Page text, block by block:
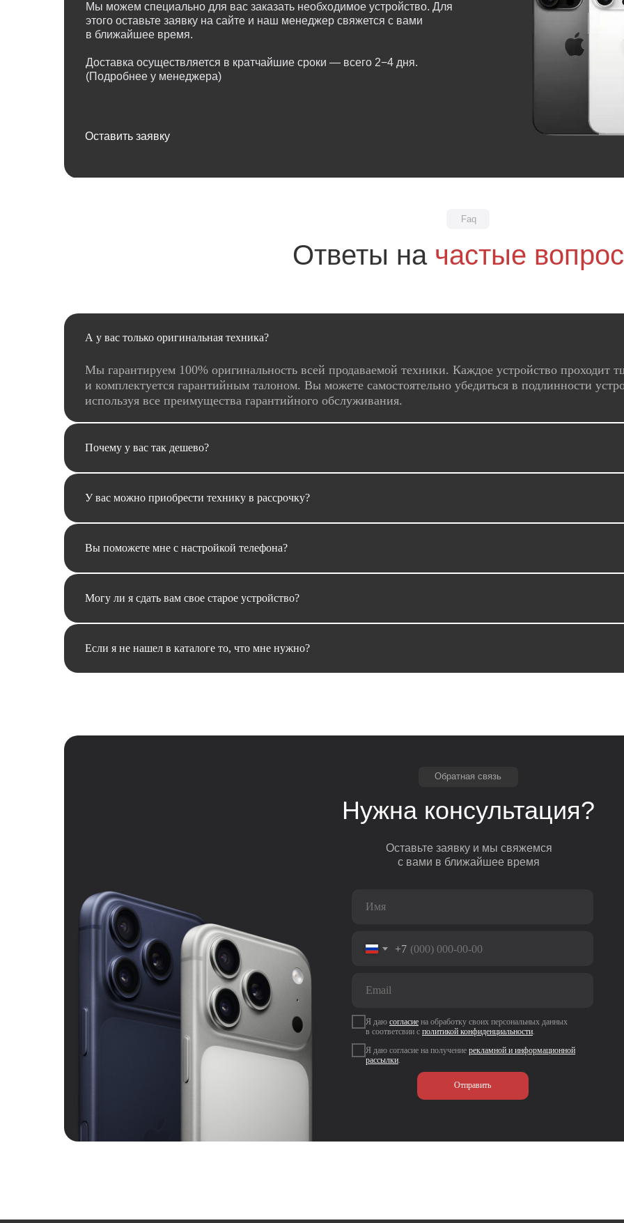
Оставить заявку
Мы можем специально для вас заказать необходимое устройство. Для
этого оставьте заявку на сайте и наш менеджер свяжется с вами
в ближайшее время.
Доставка осуществляется в кратчайшие сроки — всего 2−4 дня.
(Подробнее у менеджера)
Ответы на частые
Faq
А у вас только оригинальная техника?
Мы гарантируем 100% оригинальность всей продаваемой техники. Каждое устройство проходит
и комплектуется гарантийным талоном. Вы можете самостоятельно убедиться в подлинности
используя все преимущества гарантийного обслуживания.
Почему у вас так дешево?
У вас можно приобрести технику в рассрочку?
Вы поможете мне с настройкой телефона?
Могу ли я сдать вам свое старое устройство?
Если я не нашел в каталоге то, что мне нужно?
+7
Я даю согласие на обработку своих персональных данных
в соответсвии с политикой конфиденциальности
Я даю согласие на получение рекламной и информационной
рассылки
Отправить
Нужна консультация?
Обратная связь
Оставьте заявку и мы свяжемся
с вами в ближайшее время